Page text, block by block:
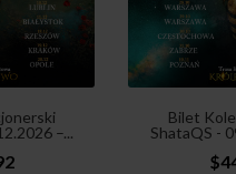
–...
Bilet
ShataQS -